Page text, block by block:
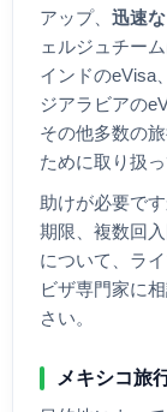
アップ、 迅速
ェルジュチー
インドのeVisa
ジアラビアの
その他多数の
ために取り扱っ
助けが必要で
期限、複数回
について、ラ
ビザ専門家に
さい。
メキシコ旅